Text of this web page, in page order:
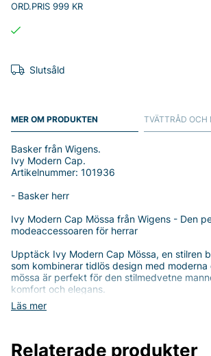
ORD.PRIS 999 KR
Slutsåld
MER OM PRODUKTEN
Läs mer
Basker från Wigens.
Ivy Modern Cap.
Artikelnummer: 101936
- Basker herr
Ivy Modern Cap Mössa från Wigens - Den
modeaccessoaren för herrar
Upptäck Ivy Modern Cap Mössa, en stilren
som kombinerar tidlös design med moderna
mössa är perfekt för den stilmedvetne
komfort och elegans.
Tillverkad i 100% linne, erbjuder Ivy Modern
för tight. Insidan är fodrad med 100%
TVÄTTRÅD OCH
Relaterade produkter